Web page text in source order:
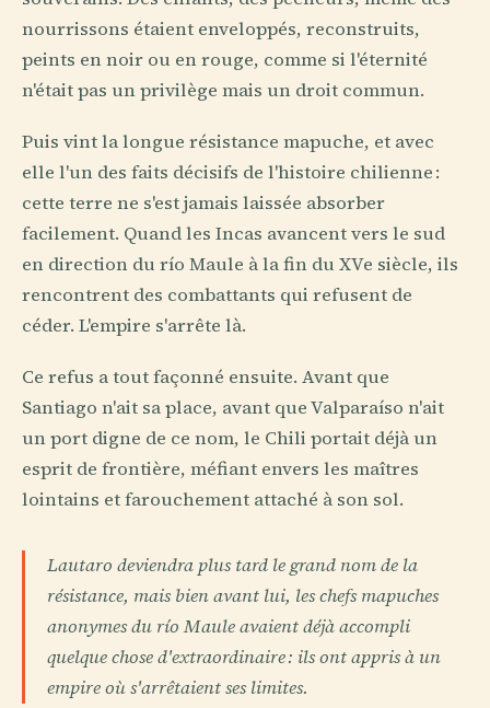
nourrissons étaient enveloppés, reconstruits,
peints en noir ou en rouge, comme si l'éternité
n'était pas un privilège mais un droit commun.
Puis vint la longue résistance mapuche, et avec
elle l'un des faits décisifs de l'histoire chilienne :
cette terre ne s'est jamais laissée absorber
facilement. Quand les Incas avancent vers le sud
en direction du río Maule à la fin du XVe siècle, ils
rencontrent des combattants qui refusent de
céder. L'empire s'arrête là.
Ce refus a tout façonné ensuite. Avant que
Santiago n'ait sa place, avant que Valparaíso n'ait
un port digne de ce nom, le Chili portait déjà un
esprit de frontière, méfiant envers les maîtres
lointains et farouchement attaché à son sol.
Lautaro deviendra plus tard le grand nom de la
résistance, mais bien avant lui, les chefs mapuches
anonymes du río Maule avaient déjà accompli
quelque chose d'extraordinaire : ils ont appris à un
empire où s'arrêtaient ses limites.